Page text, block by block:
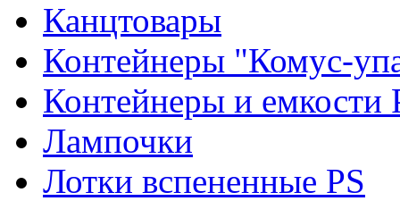
Канцтовары
Контейнеры "Комус-
Контейнеры и емкости
Лампочки
Лотки вспененные PS